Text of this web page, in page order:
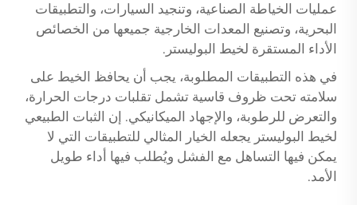
عمليات الخياطة الصناعية، وتنجيد السيارات، والتطبيقات
البحرية، وتصنيع المعدات الخارجية جميعها من الخصائص
الأداء المستقرة لخيط البوليستر.
في هذه التطبيقات المطلوبة، يجب أن يحافظ الخيط على
سلامته تحت ظروف قاسية تشمل تقلبات درجات الحرارة،
والتعرض للرطوبة، والإجهاد الميكانيكي. إن الثبات الطبيعي
لخيط البوليستر يجعله الخيار المثالي للتطبيقات التي لا
يمكن فيها التساهل مع الفشل ويُطلب فيها أداء طويل
الأمد.